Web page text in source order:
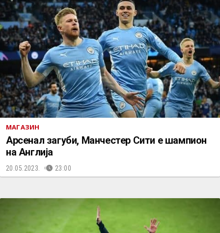
МАГАЗИН
Арсенал загуби, Манчестер Сити е шампион
на Англија
20.05.2023. 23:00